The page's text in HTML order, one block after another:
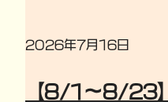
2026年7月16日
【8/1～8/23】